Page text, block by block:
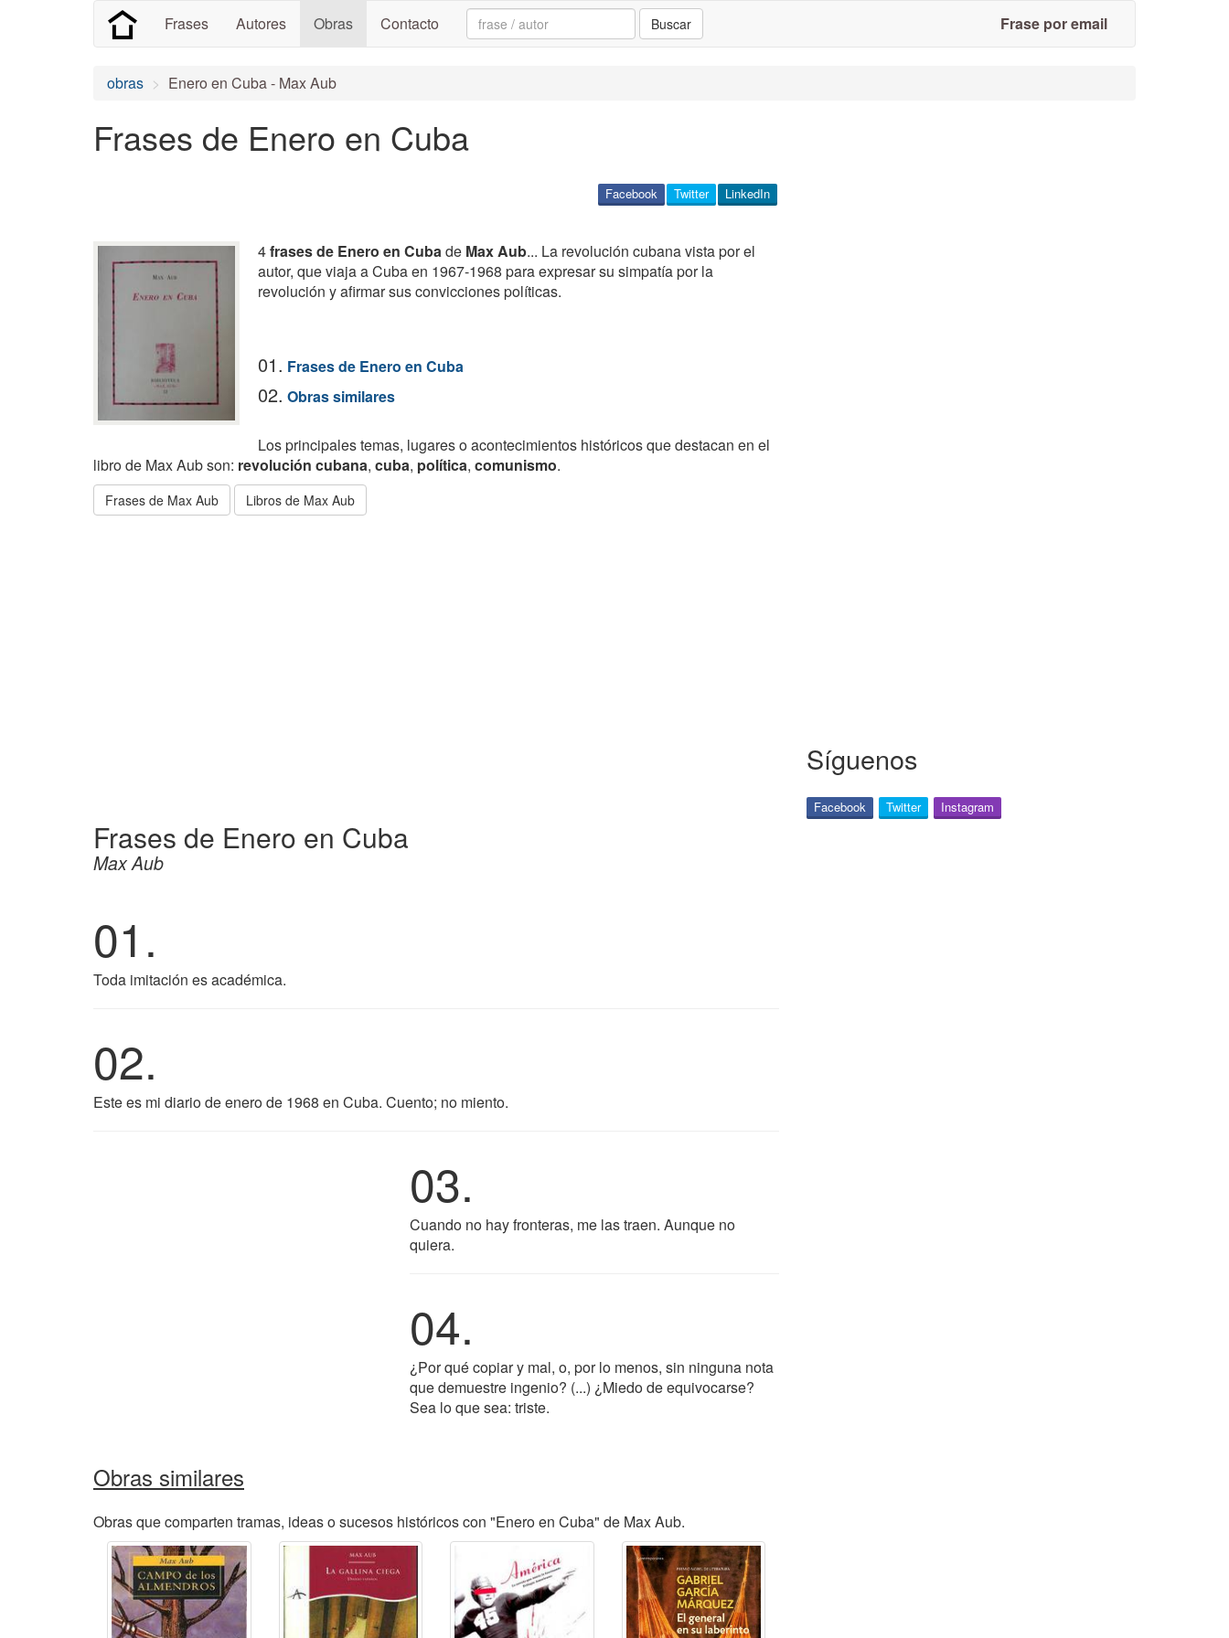
Frases Autores Obras Contacto Search: Buscar Frase por email
obras Enero en Cuba - Max Aub
Frases de Enero en Cuba
LinkedIn
Twitter
Facebook
4frases de Enero en Cubade Max Aub... La revolución cubana vista por el
autor, que viaja a Cuba en 1967-1968 para expresar su simpatía por la
revolución y afirmar sus convicciones políticas.
01. Frases de Enero en Cuba
02. Obras similares
Los principales temas, lugares o acontecimientos históricos que destacan en el
libro de Max Aub son: revolución cubana, cuba, política, comunismo.
Frases de Max Aub Libros de Max Aub
Frases de Enero en Cuba
Max Aub
01.
Toda imitación es académica.
02.
Este es mi diario de enero de 1968 en Cuba. Cuento; no miento.
03.
Cuando no hay fronteras, me las traen. Aunque no
quiera.
04.
¿Por qué copiar y mal, o, por lo menos, sin ninguna nota
que demuestre ingenio? (...) ¿Miedo de equivocarse?
Sea lo que sea: triste.
Obras similares
Obras que comparten tramas, ideas o sucesos históricos con "Enero en Cuba" de Max Aub.
Síguenos
Facebook Twitter Instagram